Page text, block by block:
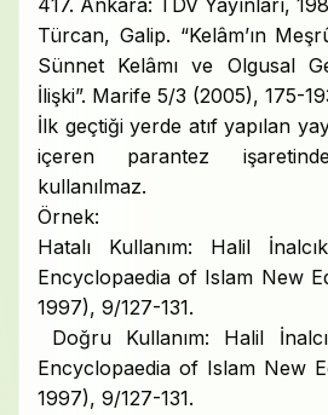
417. Ankara: TDV Yayınları,
Türcan, Galip. “Kelâm’ın
Sünnet Kelâmı ve Olgusal
İlişki”. Marife 5/3 (2005), 175-
İlk geçtiği yerde atıf yapılan
içeren parantez
kullanılmaz.
Örnek:
Hatalı Kullanım: Halil
Encyclopaedia of Islam New
1997), 9/127-131.
Doğru Kullanım: Halil
Encyclopaedia of Islam New
1997), 9/127-131.